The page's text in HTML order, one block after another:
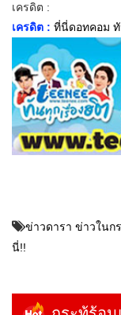
เครดิต :
เครดิต : ที่นี่ดอทคอม ทั
ข่าวดารา ข่าวในก
นี่!!